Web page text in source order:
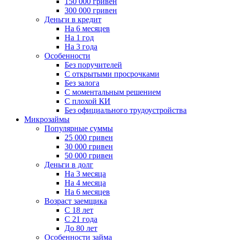
300 000 гривен
Деньги в кредит
На 6 месяцев
На 1 год
На 3 года
Особенности
Без поручителей
С открытыми просрочками
Без залога
С моментальным решением
С плохой КИ
Без официального трудоустройства
Микрозаймы
Популярные суммы
25 000 гривен
30 000 гривен
50 000 гривен
Деньги в долг
На 3 месяца
На 4 месяца
На 6 месяцев
Возраст заемщика
С 18 лет
С 21 года
До 80 лет
Особенности займа